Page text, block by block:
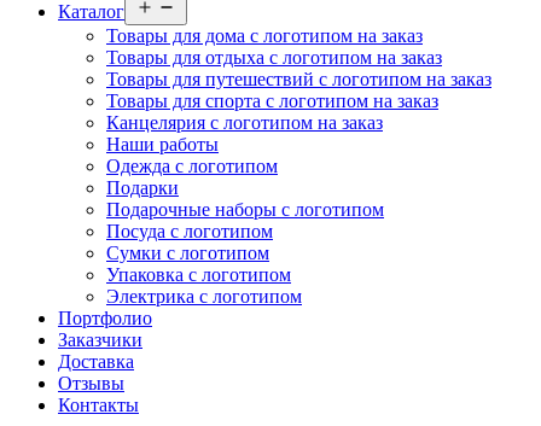
Каталог
меню
Товары для дома с логотипом на заказ
Товары для отдыха с логотипом на заказ
Товары для путешествий с логотипом на заказ
Товары для спорта с логотипом на заказ
Канцелярия с логотипом на заказ
Наши работы
Одежда с логотипом
Подарки
Подарочные наборы с логотипом
Посуда с логотипом
Сумки с логотипом
Упаковка с логотипом
Электрика с логотипом
Портфолио
Заказчики
Доставка
Отзывы
Контакты